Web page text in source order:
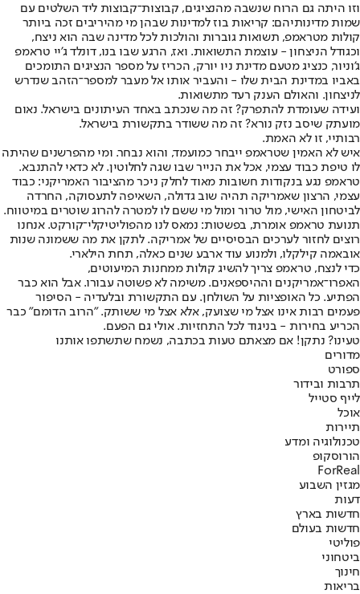
וזו היתה גם הרוח שנשבה מהנציגים, קבוצות־קבוצות ליד השלטים עם
שמות מדינותיהם: קריאות בוז למדינות שבהן מי מהיריבים זכה ביותר
קולות מטראמפ, תשואות גוברות והולכות לכל מדינה שבה הוא ניצח,
וכגודל הניצחון - עוצמת התשואות. ואז, הרגע שבו בנו, דונלד ג'יי טראמפ
ג'וניור, כנציג מטעם מדינת ניו יורק, הכריז על מספר הנציגים התומכים
באביו במדינת הבית שלו - והעביר אותו אל מעבר למספר־הזהב שנדרש
לניצחון. והאולם הענק רעד מתשואות.
ועידה שעומדת להתפרק? זה מה שנכתב באחד העיתונים בישראל. נאום
מועתק שיסב נזק נורא? זה מה ששודר בתקשורת בישראל.
רבותיי, זו לא האמת.
איש לא האמין שטראמפ ייבחר כמועמד, והוא נבחר. ומי מהפרשנים שהיתה
לו טיפת כבוד עצמי, אכל את הנייר שבו שגה לחלוטין. לא כדאי להתנבא.
טראמפ נגע בנקודות חשובות מאוד לחלק ניכר מהציבור האמריקני: כבוד
עצמי, הרצון שאמריקה תהיה שוב גדולה, השאיפה לתעסוקה, החרדה
לביטחון האישי, מול טרור ומול מי ששם לו למטרה להרוג שוטרים במיטווח.
תנועת טראמפ אומרת, בפשטות: נמאס לנו מהפוליטיקלי־קורקט. אנחנו
רוצים לחזור לערכים הבסיסיים של אמריקה. לתקן את מה ששמונה שנות
אובאמה קילקלו, ולמנוע עוד ארבע שנים כאלה, תחת הילארי.
כדי לנצח, טראמפ צריך להשיג קולות ממחנות המיעוטים,
האפרו־אמריקנים וההיספאנים. משימה לא פשוטה עבורו. אבל הוא כבר
הפתיע. כל האופציות על השולחן. עם התקשורת ובלעדיה - הסיפור
פעמים רבות אינו אצל מי שצועק, אלא אצל מי ששותק. "הרוב הדומם" כבר
הכריע בחירות - בניגוד לכל התחזיות. אולי גם הפעם.
טעינו? נתקן! אם מצאתם טעות בכתבה, נשמח שתשתפו אותנו
מדורים
ספורט
תרבות ובידור
לייף סטייל
אוכל
תיירות
טכנולוגיה ומדע
הורוסקופ
ForReal
מגזין השבוע
דעות
חדשות בארץ
חדשות בעולם
פוליטי
ביטחוני
חינוך
בריאות